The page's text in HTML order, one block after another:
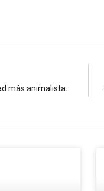
más animalista.